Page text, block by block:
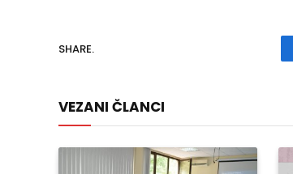
SHARE.
VEZANI ČLANCI